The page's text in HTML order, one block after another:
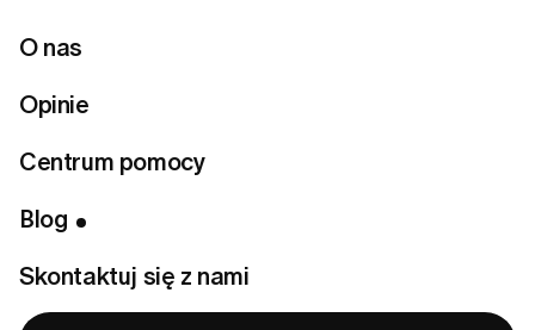
O nas
Opinie
Centrum pomocy
Blog
Skontaktuj się z nami
2. Czekoladowy brąz
3. Mała czarna